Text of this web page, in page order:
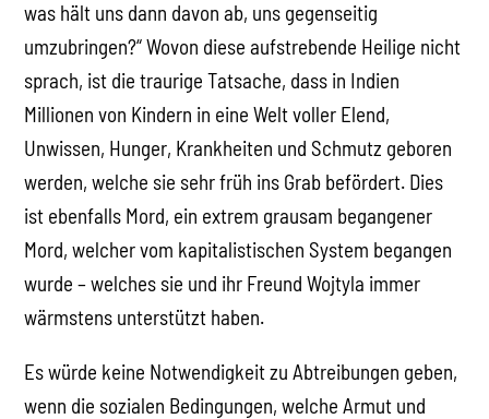
was hält uns dann davon ab, uns gegenseitig
umzubringen?“ Wovon diese aufstrebende Heilige nicht
sprach, ist die traurige Tatsache, dass in Indien
Millionen von Kindern in eine Welt voller Elend,
Unwissen, Hunger, Krankheiten und Schmutz geboren
werden, welche sie sehr früh ins Grab befördert. Dies
ist ebenfalls Mord, ein extrem grausam begangener
Mord, welcher vom kapitalistischen System begangen
wurde – welches sie und ihr Freund Wojtyla immer
wärmstens unterstützt haben.
Es würde keine Notwendigkeit zu Abtreibungen geben,
wenn die sozialen Bedingungen, welche Armut und